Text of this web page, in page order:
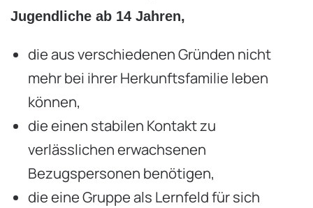
Jugendliche ab 14 Jahren,
die aus verschiedenen Gründen nicht
mehr bei ihrer Herkunftsfamilie leben
können,
die einen stabilen Kontakt zu
verlässlichen erwachsenen
Bezugspersonen benötigen,
die eine Gruppe als Lernfeld für sich